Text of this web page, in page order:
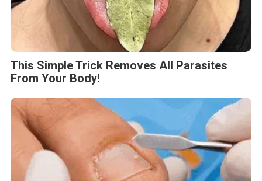
This Simple Trick Removes All Parasites
From Your Body!